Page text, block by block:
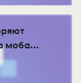
моба...